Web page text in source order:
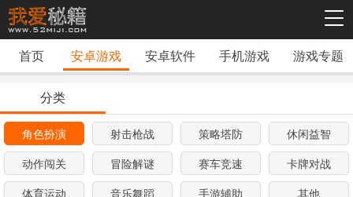
首页 安卓游戏 安卓软件 手机游戏 游戏专题
分类
角色扮演 射击枪战 策略塔防
休闲益智
动作闯关
冒险解谜 赛车竞速
卡牌对战
体育运动
音乐舞蹈 手游辅助 其他